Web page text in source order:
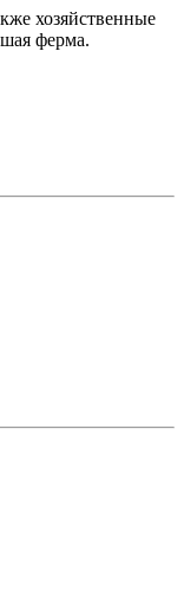
хозяйственные
ферма.